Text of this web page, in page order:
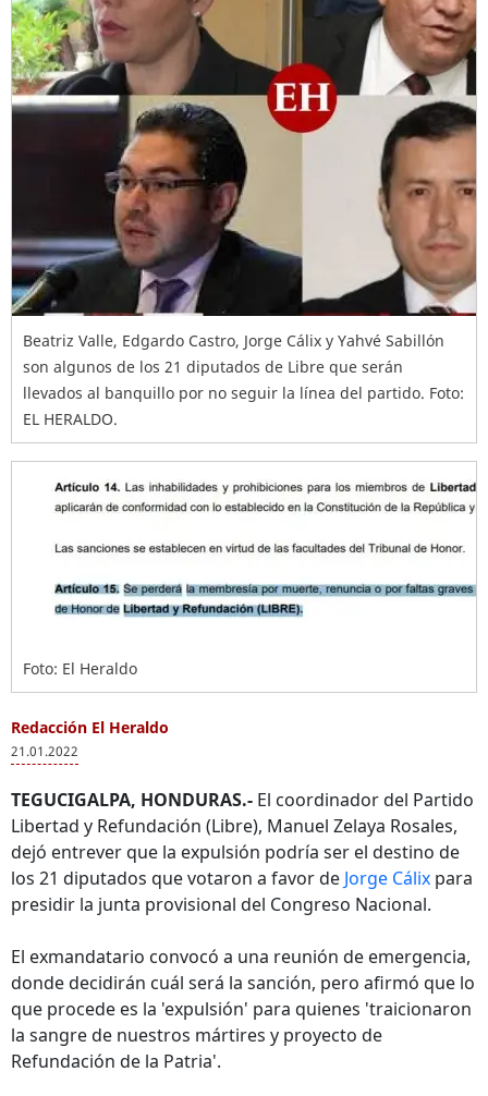
Beatriz Valle, Edgardo Castro, Jorge Cálix y Yahvé Sabillón
son algunos de los 21 diputados de Libre que serán
llevados al banquillo por no seguir la línea del partido. Foto:
EL HERALDO.
Foto: El Heraldo
Redacción El Heraldo
21.01.2022
TEGUCIGALPA, HONDURAS.- El coordinador del Partido
Libertad y Refundación (Libre), Manuel Zelaya Rosales,
dejó entrever que la expulsión podría ser el destino de
los 21 diputados que votaron a favor de Jorge Cálix para
presidir la junta provisional del Congreso Nacional.
El exmandatario convocó a una reunión de emergencia,
donde decidirán cuál será la sanción, pero afirmó que lo
que procede es la 'expulsión' para quienes 'traicionaron
la sangre de nuestros mártires y proyecto de
Refundación de la Patria'.